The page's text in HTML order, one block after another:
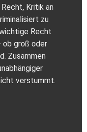
Kritik an
zu
Recht
ob groß oder
Zusammen
verstummt.